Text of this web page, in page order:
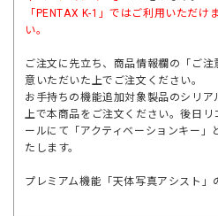
「 PENTAX K-1」ではご利用いただけ
い。
ご注文に先立ち、商品情報欄の「ご
意いただいた上でご注文ください。
お手持ちの機能追加対象製品のシリ
上で本商品をご注文ください。後日
ールにて「アクティベーションキー
たします。
プレミアム機能「天体写真アシスト」